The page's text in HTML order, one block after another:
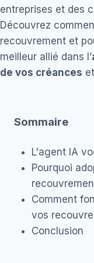
entreprises et des
Découvrez
recouvrement et
meilleur allié dans l’
de vos créances
Sommaire
L'agent IA
Pourquoi
Comment
vos
Conclusion